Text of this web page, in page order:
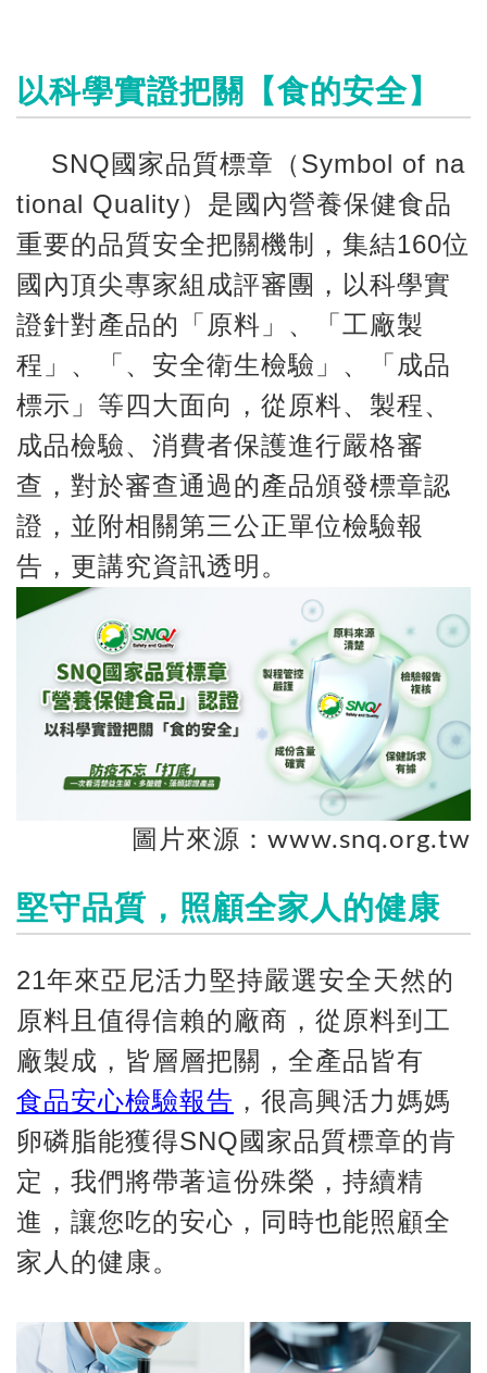
以科學實證把關【食的安全】
SNQ國家品質標章（Symbol of na
tional Quality）是國內營養保健食品
重要的品質安全把關機制，集結160位
國內頂尖專家組成評審團，以科學實
證針對產品的「原料」、「工廠製
程」、「 、 安全衛生檢驗」、「成品
標示」等四大面向，從原料、製程、
成品檢驗、消費者保護進行嚴格審
查，對於審查通過的產品頒發標章認
證，並附相關第三公正單位檢驗報
告，更講究資訊透明。
圖片來源：www.snq.org.tw
堅守品質，照顧全家人的健康
21年來亞尼活力堅持嚴選安全天然的
原料且值得信賴的廠商，從原料到工
廠製成，皆層層把關 ， 全產品皆有
食品安心檢驗報告 ， 很高興活力媽媽
卵磷脂能獲得SNQ國家品質標章的肯
定 ，我們將帶著這份殊榮 ，持續精
進， 讓您吃的安心，同時也能照顧全
家人的健康。